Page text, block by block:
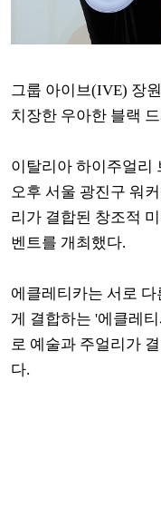
그룹 아이브(IVE) 장
치장한 우아한 블랙
이탈리아 하이주얼리
오후 서울 광진구 워
리가 결합된 창조적
벤트를 개최했다.
에클레티카는 서로
게 결합하는 '에클레
로 예술과 주얼리가
다.